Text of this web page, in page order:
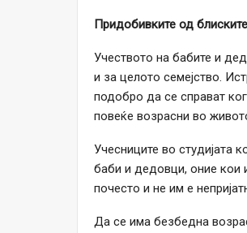
Придобивките од
Учеството на бабите и
и за целото семејство.
подобро да се справат
повеќе возрасни во
Учесниците во студијата
баби и дедовци, оние кои
почесто и не им е
Да се ​​има безбедна